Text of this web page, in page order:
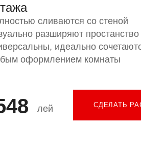
СДЕЛАТЬ
сливаются со стеной
разширяют простанство
идеально
оформлением комнаты
лей